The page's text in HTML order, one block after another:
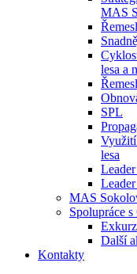
MAS
lesa a
SPL
lesa
MAS
Spolupráce
Další
Kontakty